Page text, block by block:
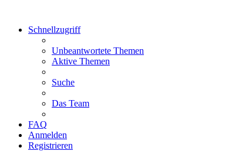
Schnellzugriff
Unbeantwortete Themen
Aktive Themen
Suche
Das Team
FAQ
Anmelden
Registrieren